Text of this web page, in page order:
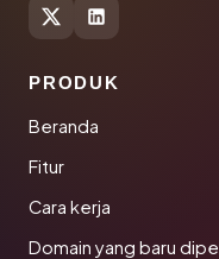
PRODUK
Beranda
Fitur
Cara kerja
Domain yang baru